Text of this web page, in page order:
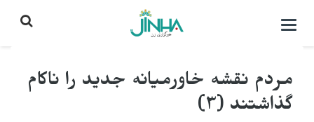
باز
بستن
مردم نقشه خاورمیانه جدید را ناکام
گذاشتند (٣)